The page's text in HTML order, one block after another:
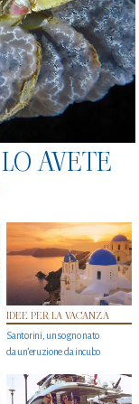
AVETE
IDEE PER LA VACANZA
Santorini, un sogno nato
da un’eruzione da incubo